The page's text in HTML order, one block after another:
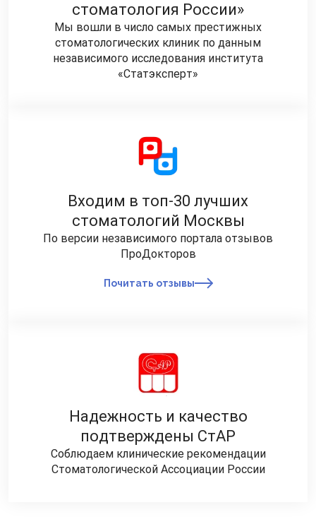
стоматология России»
Мы вошли в число самых престижных
стоматологических клиник по данным
независимого исследования института
«Статэксперт»
Входим в топ-30 лучших
стоматологий Москвы
По версии независимого портала отзывов
ПроДокторов
Почитать отзывы
Надежность и качество
подтверждены СтАР
Соблюдаем клинические рекомендации
Стоматологической Ассоциации России